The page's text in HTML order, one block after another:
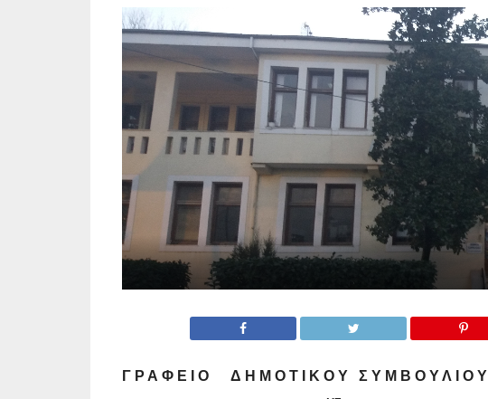
Γ Ρ Α Φ Ε Ι Ο Δ Η Μ Ο Τ Ι Κ Ο Υ Σ Υ Μ Β Ο Υ Λ Ι Ο Υ